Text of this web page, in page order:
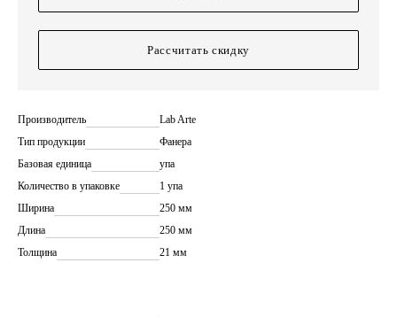
Рассчитать скидку
Производитель
Lab Arte
Тип продукции
Фанера
Базовая единица
упа
Количество в упаковке
1 упа
Ширина
250 мм
Длина
250 мм
Толщина
21 мм